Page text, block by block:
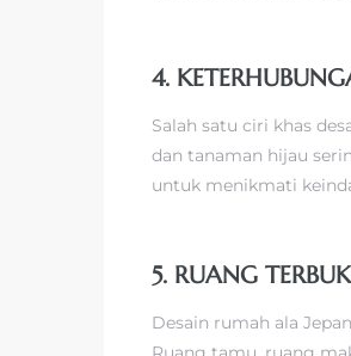
4.
Salah satu ciri khas
dan tanaman hijau
untuk menikmati
5. RUANG
Desain rumah ala